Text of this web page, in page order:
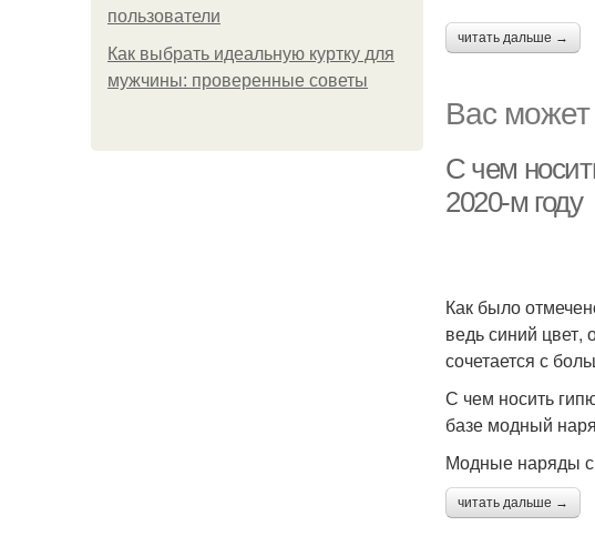
пользователи
Как выбрать идеальную куртку для
мужчины: проверенные советы
читать дальше →
Вас может
С чем
2020-м году
Как было
ведь синий
сочетается с
С чем носить
базе модный
Модные наряды
читать дальше →